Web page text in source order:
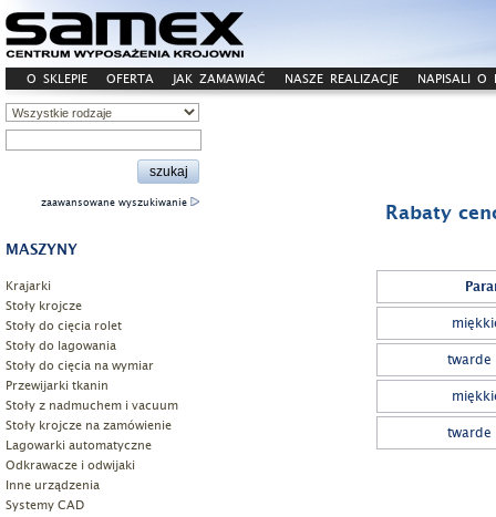
O SKLEPIE OFERTA JAK ZAMAWIAĆ NASZE REALIZACJE NAPISALI O
zaawansowane wyszukiwanie
MASZYNY
Krajarki
Stoły krojcze
Stoły do cięcia rolet
Stoły do lagowania
Stoły do cięcia na wymiar
Przewijarki tkanin
Stoły z nadmuchem i vacuum
Stoły krojcze na zamówienie
Lagowarki automatyczne
Odkrawacze i odwijaki
Inne urządzenia
Systemy CAD
Rabaty
twarde
twarde